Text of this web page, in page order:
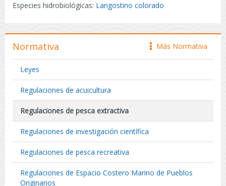
Especies hidrobiológicas: Langostino colorado
icono
Más Normativa
Normativa
Leyes
Regulaciones de acuicultura
Regulaciones de pesca extractiva
Regulaciones de investigación científica
Regulaciones de pesca recreativa
Regulaciones de Espacio Costero Marino de Pueblos
Originarios